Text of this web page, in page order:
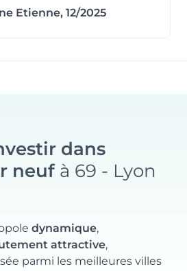
Etienne, 12/2025
dans
neuf à 69 - Lyon
dynamique,
attractive,
parmi les meilleures villes